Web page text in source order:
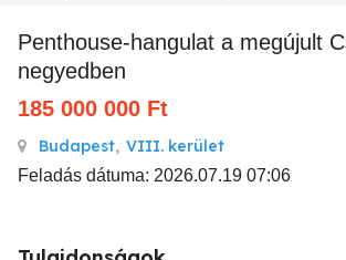
Penthouse-hangulat a megújult Csarnok-
negyedben
185 000 000 Ft
Budapest, VIII. kerület
Feladás dátuma: 2026.07.19 07:06